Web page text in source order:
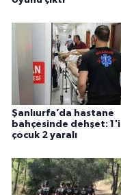
Şanlıurfa’da hastane
bahçesinde dehşet: 1'i
çocuk 2 yaralı